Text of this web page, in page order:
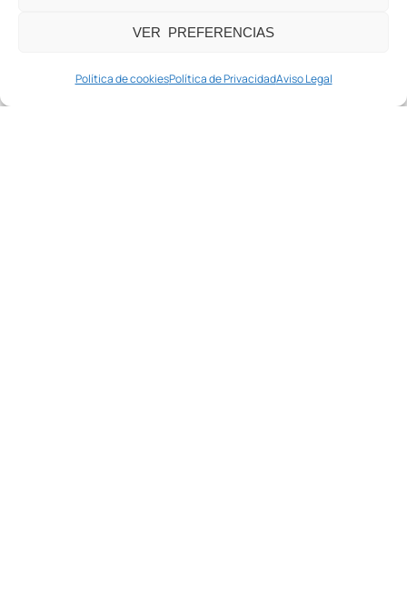
VER PREFERENCIAS
Política de cookiesPolítica de PrivacidadAviso Legal